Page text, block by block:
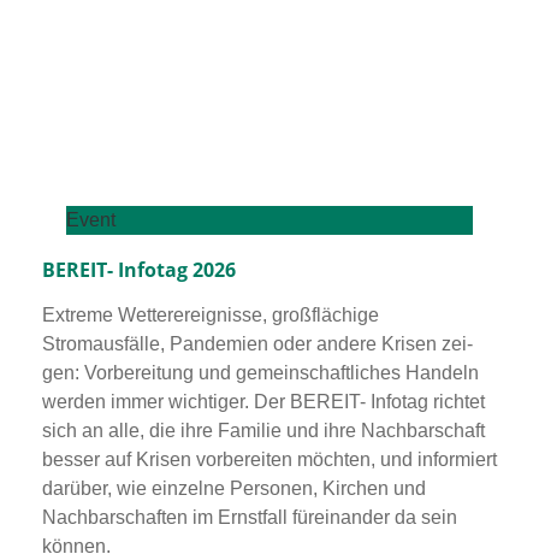
Event
BEREIT- Infotag 2026
Extreme Wetterereignisse, groß­flä­chi­ge
Stromausfälle, Pandemien oder ande­re Krisen zei­
gen: Vorbereitung und gemein­schaft­li­ches Handeln
wer­den immer wich­ti­ger. Der BEREIT- Infotag rich­tet
sich an alle, die ihre Familie und ihre Nachbarschaft
bes­ser auf Krisen vor­be­rei­ten möch­ten, und infor­miert
dar­über, wie ein­zel­ne Personen, Kirchen und
Nachbarschaften im Ernstfall für­ein­an­der da sein
kön­nen.